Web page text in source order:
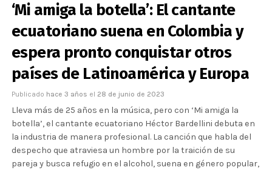
‘Mi amiga la botella’: El cantante
ecuatoriano suena en Colombia y
espera pronto conquistar otros
países de Latinoamérica y Europa
Publicado hace 3 años el 28 de junio de 2023
Lleva más de 25 años en la música, pero con ‘Mi amiga la
botella’, el cantante ecuatoriano Héctor Bardellini debuta en
la industria de manera profesional. La canción que habla del
despecho que atraviesa un hombre por la traición de su
pareja y busca refugio en el alcohol, suena en género popular,